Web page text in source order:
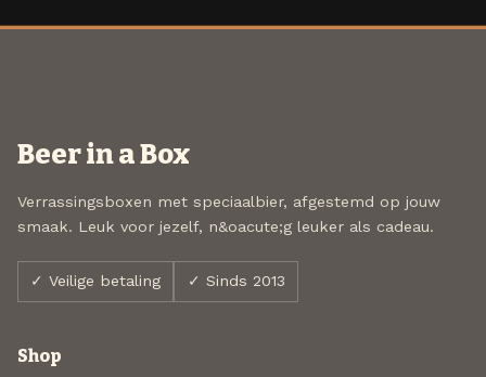
Beer in a Box
Verrassingsboxen met speciaalbier, afgestemd op jouw
smaak. Leuk voor jezelf, n&oacute;g leuker als cadeau.
✓ Veilige betaling ✓ Sinds 2013
Shop